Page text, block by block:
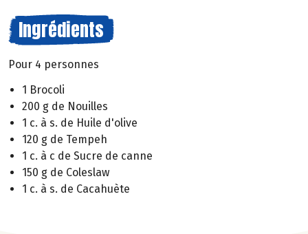
Ingrédients
Pour 4 personnes
1 Brocoli
200 g de Nouilles
1 c. à s. de Huile d'olive
120 g de Tempeh
1 c. à c de Sucre de canne
150 g de Coleslaw
1 c. à s. de Cacahuète